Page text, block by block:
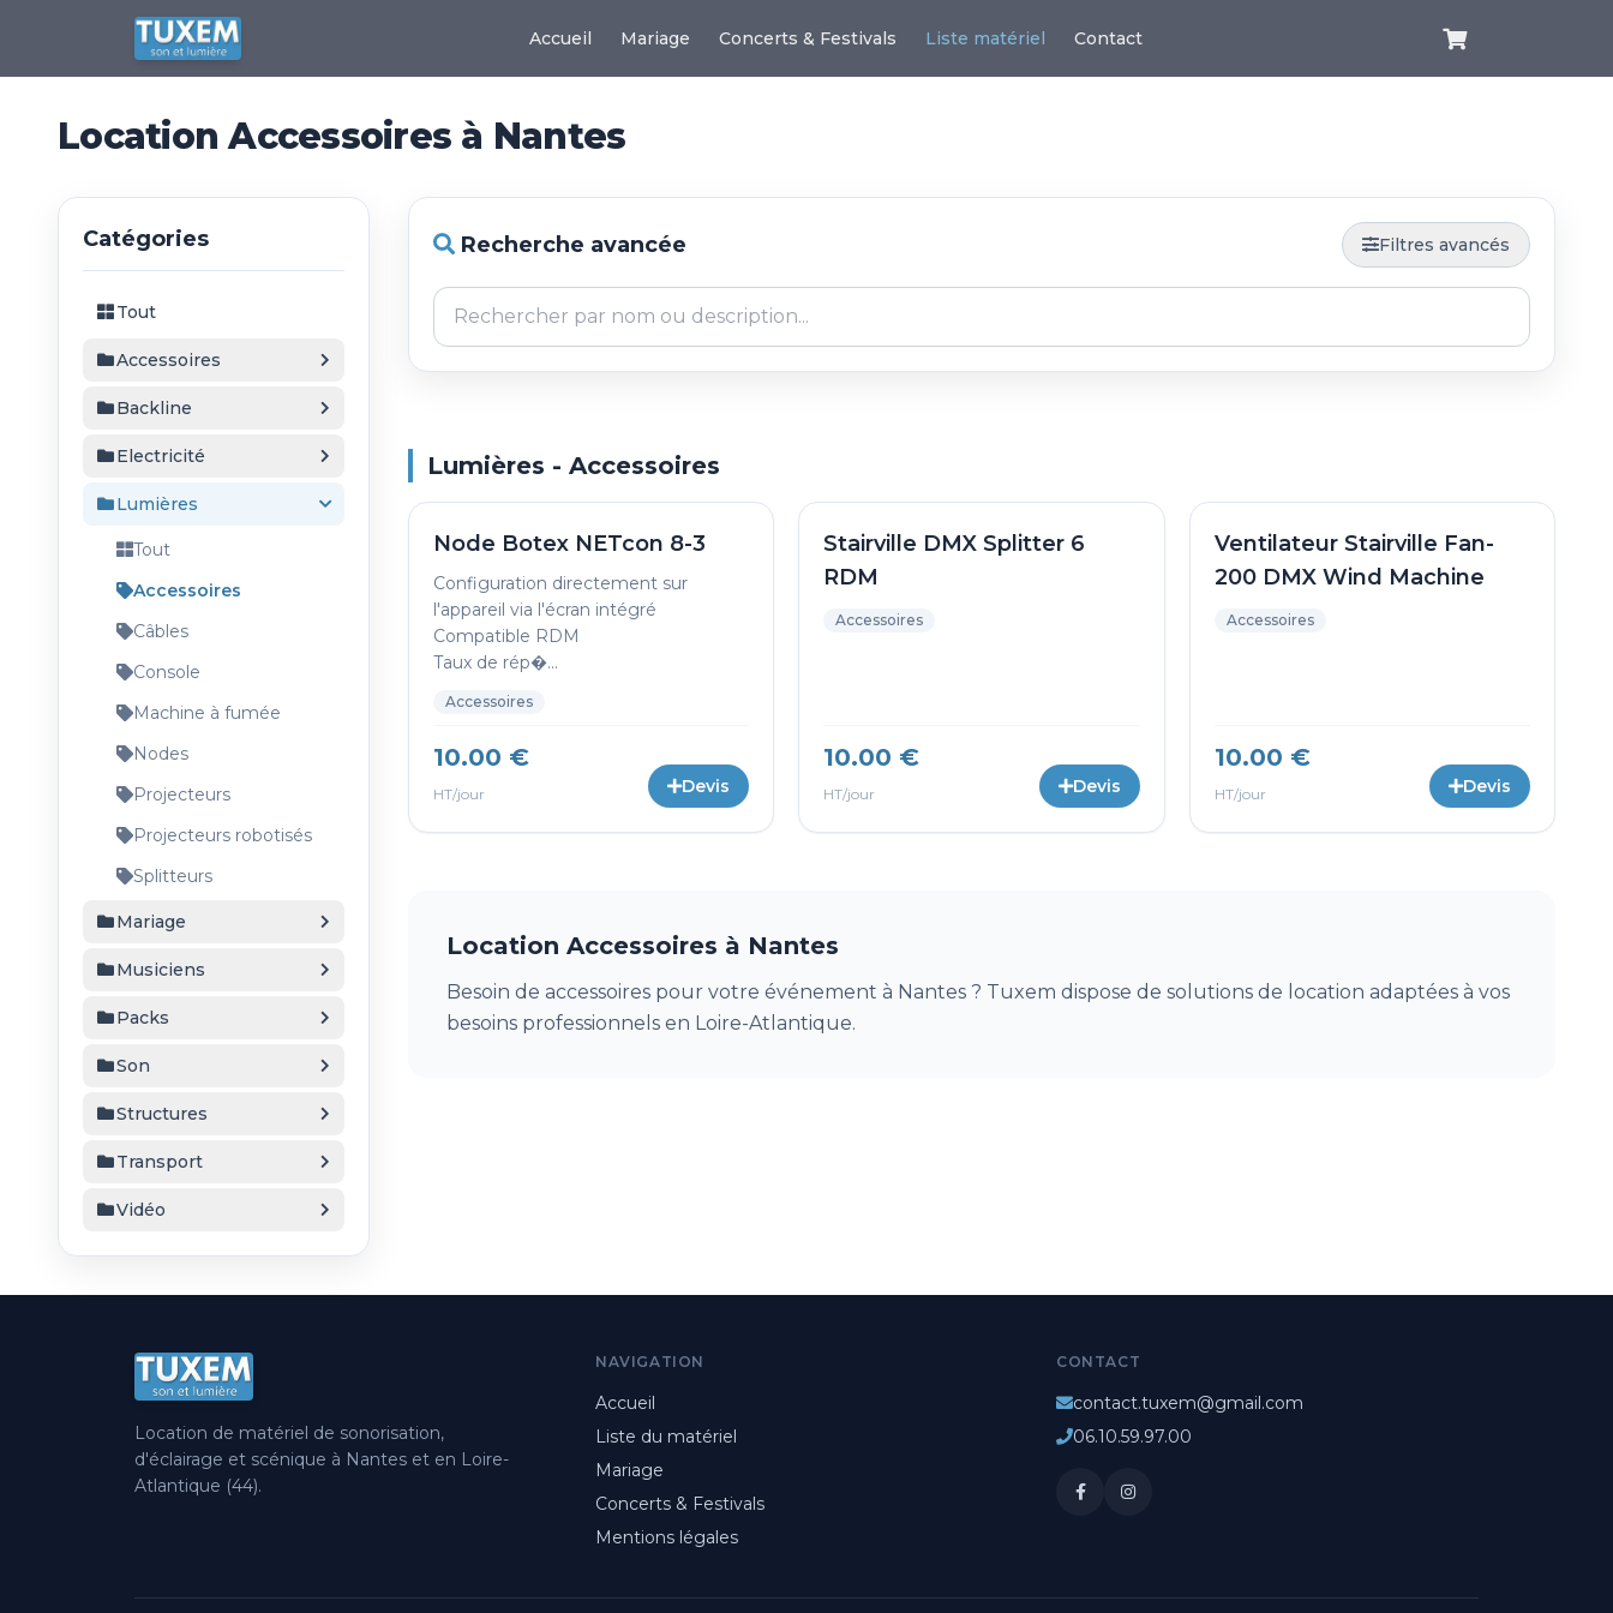
Accueil Mariage Concerts & Festivals Liste matériel Contact
Location Accessoires à Nantes
Catégories
Tout
Accessoires
Backline
Electricité
Lumières
Tout
Accessoires
Câbles
Console
Machine à fumée
Nodes
Projecteurs
Projecteurs robotisés
Splitteurs
Mariage
Musiciens
Packs
Son
Structures
Transport
Vidéo
Recherche avancée Filtres avancés
Lumières - Accessoires
Node Botex NETcon 8-3
Configuration directement sur
l'appareil via l'écran intégré
Compatible RDM
Taux de rép�...
Accessoires
10.00 €
HT/jour Devis
Stairville DMX Splitter 6
RDM
Accessoires
10.00 €
HT/jour Devis
Ventilateur Stairville Fan-
200 DMX Wind Machine
Accessoires
10.00 €
HT/jour Devis
Location Accessoires à Nantes
Besoin de accessoires pour votre événement à Nantes ? Tuxem dispose de solutions de location adaptées à vos
besoins professionnels en Loire-Atlantique.
Location de matériel de sonorisation,
d'éclairage et scénique à Nantes et en Loire-
Atlantique (44).
NAVIGATION
Accueil
Liste du matériel
Mariage
Concerts & Festivals
Mentions légales
CONTACT
contact.tuxem@gmail.com
06.10.59.97.00